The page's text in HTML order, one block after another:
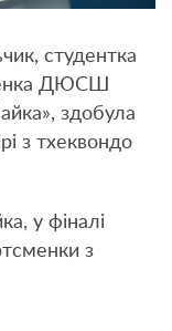
студентка
ДЮСШ
здобула
з тхеквондо
у фіналі
з